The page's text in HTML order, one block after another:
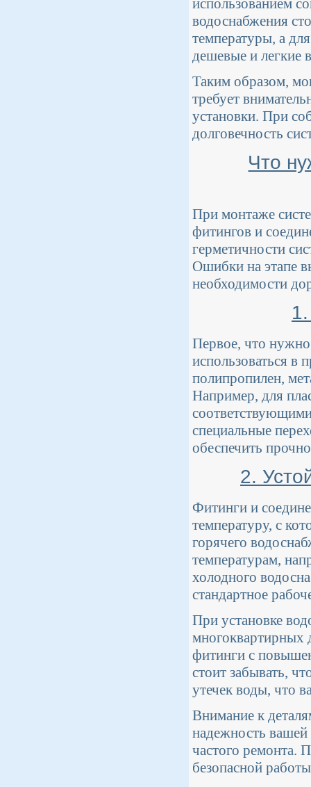
использованием
водоснабжения
температуры, а
дешевые и легкие
Таким образом,
требует
установки. При
долговечность
Что
При монтаже
фитингов и
герметичности
Ошибки на этапе
необходимости
Первое, что
использоваться в
полипропилен,
Например, для
специальные
обеспечить
2.
Фитинги и
температуру, с
горячего
температурам,
холодного
стандартное
При установке
многоквартирных
фитинги с
стоит забывать,
утечек воды, что
Внимание к
надежность вашей
частого ремонта.
безопасной